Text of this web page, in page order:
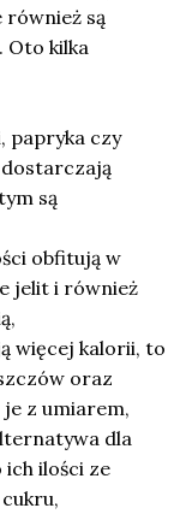
również są
Oto kilka
papryka czy
są
obfitują w
jelit i również
więcej kalorii, to
oraz
je z umiarem,
dla
ich ilości ze